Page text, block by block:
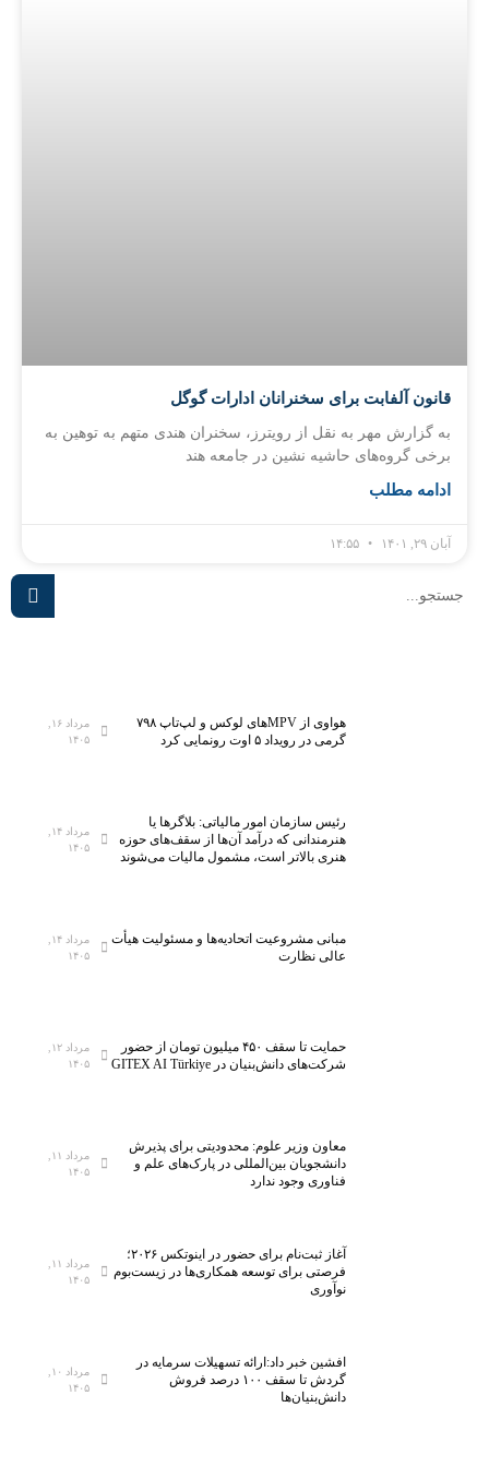
قانون آلفابت برای سخنرانان ادارات گوگل
به گزارش مهر به نقل از رویترز، سخنران هندی متهم به توهین به
برخی گروه‌های حاشیه نشین در جامعه هند
ادامه مطلب
آبان ۲۹, ۱۴۰۱
هواوی از MPVهای لوکس و لپ‌تاپ ۷۹۸
گرمی در رویداد ۵ اوت رونمایی کرد
مرداد ۱۶,
۱۴۰۵
رئیس سازمان امور مالیاتی: بلاگر‌ها یا
هنرمندانی که درآمد آن‌ها از سقف‌های حوزه
هنری بالاتر است، مشمول مالیات می‌شوند
مرداد ۱۴,
۱۴۰۵
مبانی مشروعیت اتحادیه‌ها و مسئولیت هیأت
عالی نظارت
مرداد ۱۴,
۱۴۰۵
حمایت تا سقف ۴۵۰ میلیون تومان از حضور
شرکت‌های دانش‌بنیان در GITEX AI Türkiye
مرداد ۱۲,
۱۴۰۵
معاون وزیر علوم: محدودیتی برای پذیرش
دانشجویان بین‌المللی در پارک‌های علم و
فناوری وجود ندارد
مرداد ۱۱,
۱۴۰۵
آغاز ثبت‌نام برای حضور در اینوتکس ۲۰۲۶؛
فرصتی برای توسعه همکاری‌ها در زیست‌بوم
نوآوری
مرداد ۱۱,
۱۴۰۵
افشین خبر داد:ارائه تسهیلات سرمایه در
گردش تا سقف ۱۰۰ درصد فروش
دانش‌بنیان‌ها
مرداد ۱۰,
۱۴۰۵